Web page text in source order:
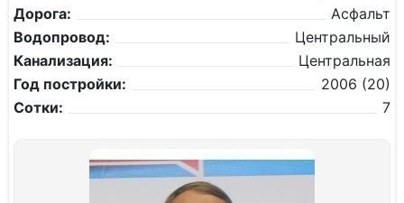
Дорога:
Асфальт
Водопровод:
Центральный
Канализация:
Центральная
Год постройки:
2006 (20)
Сотки:
7